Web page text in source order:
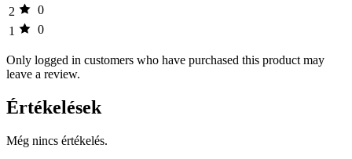
2
0
1
0
Only logged in customers who have purchased this product may
leave a review.
Értékelések
Még nincs értékelés.